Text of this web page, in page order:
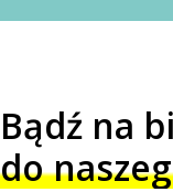
Bądź na
do